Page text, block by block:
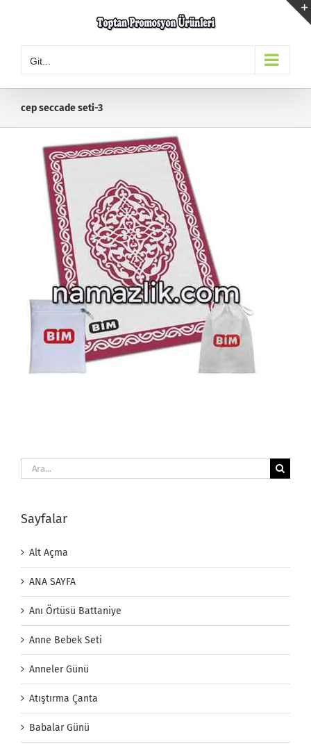
Git...
cep seccade seti-3
Ara:
Sayfalar
Alt Açma
ANA SAYFA
Anı Örtüsü Battaniye
Anne Bebek Seti
Anneler Günü
Atıştırma Çanta
Babalar Günü